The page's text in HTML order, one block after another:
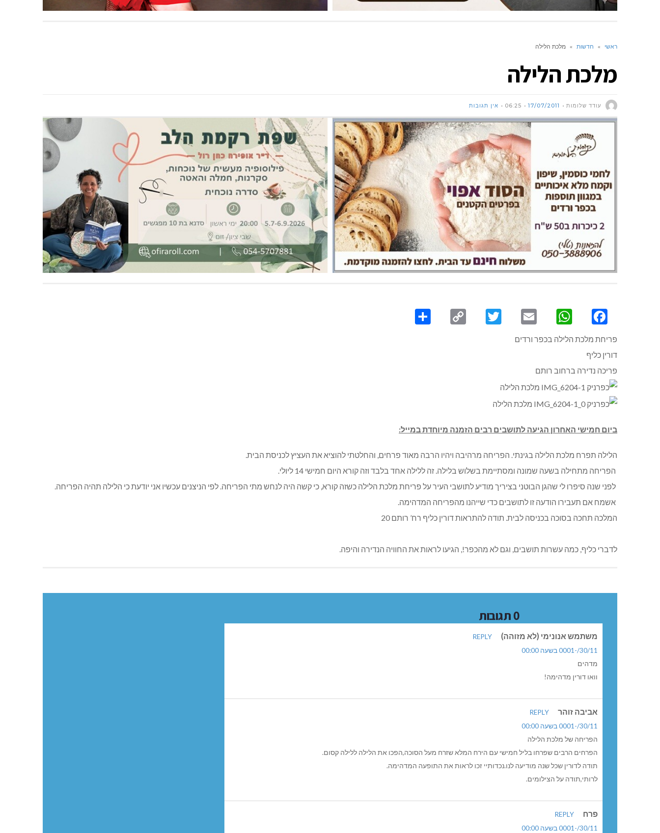
ראשי » חדשות » מלכת הלילה
מלכת הלילה
עודד שלומות 17/07/2011
06:25 אין תגובות
Facebook
WhatsApp
Email
Twitter
Copy
פריחת מלכת הלילה בכפר ורדים
דורין כליף
פריכה נדירה ברחוב רותם
ביום חמישי האחרון הגיעה לתושבים רבים הזמנה מיוחדת במייל:
הלילה תפרח מלכת הלילה בגינתי. הפריחה מרהיבה ויהיו הרבה מאוד פרחים, והחלטתי להוציא את העציץ לכניסת הבית.
הפריחה מתחילה בשעה שמונה ומסתיימת בשלוש בלילה. זה ללילה אחד בלבד וזה קורא היום חמישי 14 ליולי.
לפני שנה סיפרו לי שהגן הבוטני בציריך מודיע לתושבי העיר על פריחת מלכת הלילה כשזה קורא, כי קשה היה לנחש מתי הפריחה. לפי הניצנים עכשיו אני יודעת כי הלילה תהיה הפריחה.
אשמח אם תעבירו הודעה זו לתושבים כדי שייהנו מהפריחה המדהימה.
המלכה תחכה בסוכה בכניסה לבית. תודה להתראות דורין כליף רח’ רותם 20
לדברי כליף, כמה עשרות תושבים, וגם לא מהכפר!, הגיעו לראות את החוויה הנדירה והיפה.
0 תגובות
משתמש אנונימי (לא מזוהה)
REPLY
30/11/-0001 בשעה 00:00
מדהים
וואו דורין מדהימה!
אביבה זוהר
REPLY
30/11/-0001 בשעה 00:00
הפריחה של מלכת הלילה
הפרחים הרבים שפרחו בליל חמישי עם הירח המלא שזרח מעל הסוכה,הפכו את הלילה ללילה קסום.
תודה לדורין שכל שנה מודיעה לנו.נכדותיי זכו לראות את התופעה המדהימה.
לרותי,תודה על הצילומים.
פרח
REPLY
30/11/-0001 בשעה 00:00